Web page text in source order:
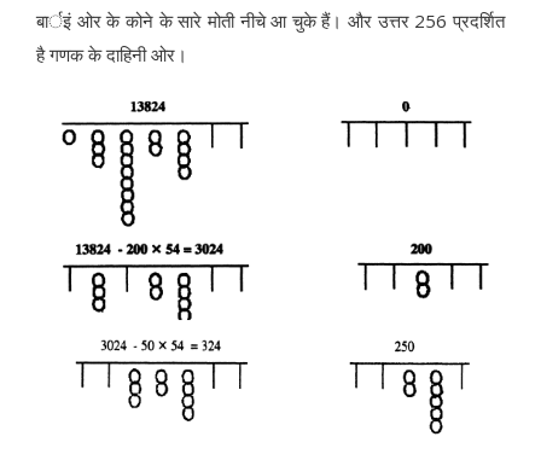
बार्इं ओर के कोने के सारे मोती नीचे आ चुके हैं। और उत्तर 256 प्रदर्शित
है गणक के दाहिनी ओर।